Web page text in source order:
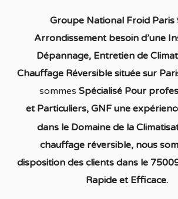
Groupe National Froid Paris
Arrondissement besoin d’une
Dépannage, Entretien de
Chauffage Réversible située sur
sommes SpécialiséPour
et Particuliers, GNF une
dans le Domaine de la C
chauffage réversible, nous
disposition des clients dans le
Rapide et Efficace.